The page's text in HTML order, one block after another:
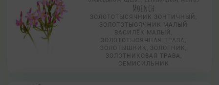
Moench
ЗОЛОТОТЫСЯЧНИК ЗОНТИЧНЫЙ,
ЗОЛОТОТЫСЯЧНИК МАЛЫЙ
ВАСИЛЁК МАЛЫЙ,
ЗОЛОТОТЫСЯЧНАЯ ТРАВА,
ЗОЛОТЫШНИК, ЗОЛОТНИК,
ЗОЛОТНИКОВАЯ ТРАВА,
СЕМИСИЛЬНИК